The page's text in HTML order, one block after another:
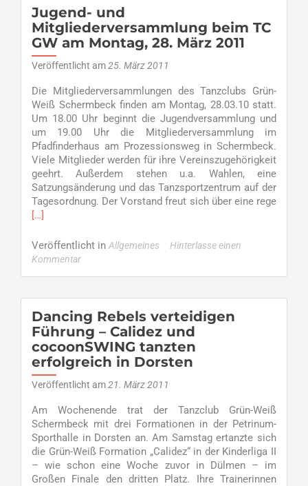
…
–
auf
dem
Weg
zurück
in
die
Bundesliga
Jugend- und
Mitgliederversammlung beim TC
GW am Montag, 28. März 2011
Veröffentlicht am25. März 2011
Die Mitgliederversammlungen des Tanzclubs Grün-
Weiß Schermbeck finden am Montag, 28.03.10 statt.
Um 18.00 Uhr beginnt die Jugendversammlung und
um 19.00 Uhr die Mitgliederversammlung im
Pfadfinderhaus am Prozessionsweg in Schermbeck.
Viele Mitglieder werden für ihre Vereinszugehörigkeit
geehrt. Außerdem stehen u.a. Wahlen, eine
Satzungsänderung und das Tanzsportzentrum auf der
Tagesordnung. Der Vorstand freut sich über eine rege
Read
about
Jugend-
beim
TC
GW
am
Montag,
28.
März
[…]
Veröffentlicht in Allgemeines
Hinterlasse einen
Kommentar
Dancing Rebels verteidigen
Führung – Calidez und
cocoonSWING tanzten
erfolgreich in Dorsten
Veröffentlicht am21. März 2011
Am Wochenende trat der Tanzclub Grün-Weiß
Schermbeck mit drei Formationen in der Petrinum-
Sporthalle in Dorsten an. Am Samstag ertanzte sich
die Grün-Weiß Formation „Calidez“ in der Kinderliga II
– wie schon eine Woche zuvor in Dülmen – im
Großen Finale den dritten Platz. Ihre Trainerinnen